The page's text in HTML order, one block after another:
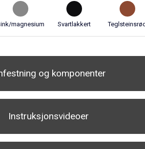
magnesium Svartlakkert Teglsteinsrød
og komponenter
Instruksjonsvideoer